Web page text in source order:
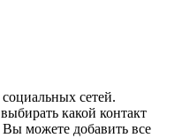
сетей.
какой контакт
Вы можете добавить все